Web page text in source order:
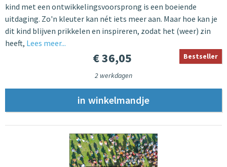
kind met een ontwikkelingsvoorsprong is een boeiende
uitdaging. Zo'n kleuter kan nét iets meer aan. Maar hoe kan je
dit kind blijven prikkelen en inspireren, zodat het (weer) zin
heeft, Lees meer...
€ 36,05 Bestseller
2 werkdagen